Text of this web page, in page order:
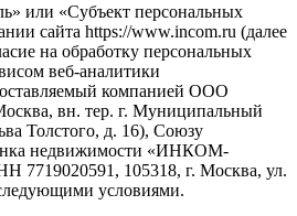
или «Субъект персональных
сайта https://www.incom.ru (далее
на обработку персональных
веб-аналитики
компанией ООО
вн. тер. г. Муниципальный
Толстого, д. 16), Союзу
недвижимости «ИНКОМ-
105318, г. Москва, ул.
условиями.